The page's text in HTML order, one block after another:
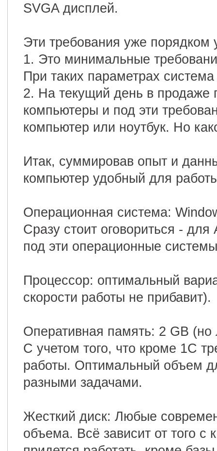
SVGA дисплей.
Эти требования уже порядком
1. Это минимальные
При таких параметрах
2. На текущий день в продаже
компьютеры и под эти
компьютер или ноутбук. Но
Итак, суммировав опыт и
компьютер удобный для
Операционная система:
Сразу стоит оговориться -
под эти операционные
Процессор: оптимальный
скорости работы не прибавит).
Оперативная память: 2 GB
С учетом того, что кроме 1С
работы. Оптимальный объем
разными задачами.
Жесткий диск: Любые
объема. Всё зависит от того